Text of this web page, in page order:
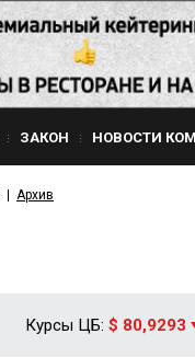
ЗАКОН НОВОСТИ
Архив
Курсы ЦБ: $ 80,9293